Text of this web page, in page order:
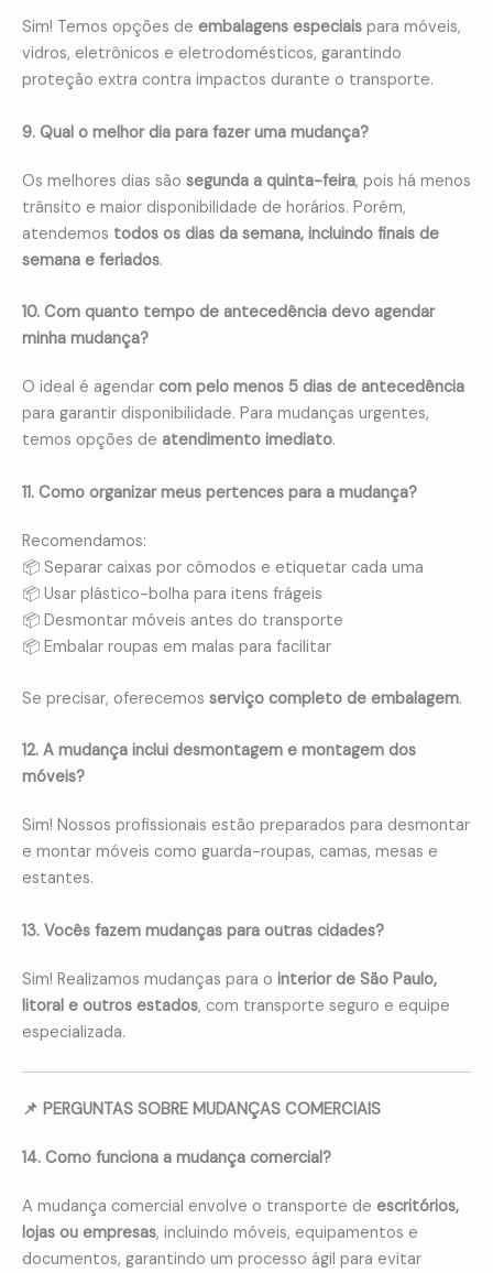
Sim! Temos opções de embalagens especiais para móveis,
vidros, eletrônicos e eletrodomésticos, garantindo
proteção extra contra impactos durante o transporte.
9. Qual o melhor dia para fazer uma mudança?
Os melhores dias são segunda a quinta-feira, pois há menos
trânsito e maior disponibilidade de horários. Porém,
atendemos todos os dias da semana, incluindo finais de
semana e feriados.
10. Com quanto tempo de antecedência devo agendar
minha mudança?
O ideal é agendar com pelo menos 5 dias de antecedência
para garantir disponibilidade. Para mudanças urgentes,
temos opções de atendimento imediato.
11. Como organizar meus pertences para a mudança?
Recomendamos:
📦 Separar caixas por cômodos e etiquetar cada uma
📦 Usar plástico-bolha para itens frágeis
📦 Desmontar móveis antes do transporte
📦 Embalar roupas em malas para facilitar
Se precisar, oferecemos serviço completo de embalagem.
12. A mudança inclui desmontagem e montagem dos
móveis?
Sim! Nossos profissionais estão preparados para desmontar
e montar móveis como guarda-roupas, camas, mesas e
estantes.
13. Vocês fazem mudanças para outras cidades?
Sim! Realizamos mudanças para o interior de São Paulo,
litoral e outros estados, com transporte seguro e equipe
especializada.
📌 PERGUNTAS SOBRE MUDANÇAS COMERCIAIS
14. Como funciona a mudança comercial?
A mudança comercial envolve o transporte de escritórios,
lojas ou empresas, incluindo móveis, equipamentos e
documentos, garantindo um processo ágil para evitar